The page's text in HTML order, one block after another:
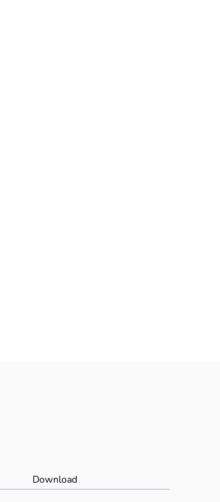
Download